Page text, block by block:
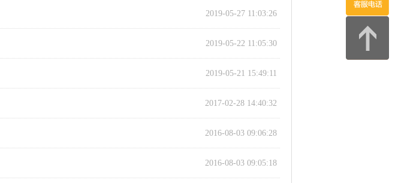
2019-05-27 11:03:26
2019-05-22 11:05:30
2019-05-21 15:49:11
2017-02-28 14:40:32
2016-08-03 09:06:28
2016-08-03 09:05:18